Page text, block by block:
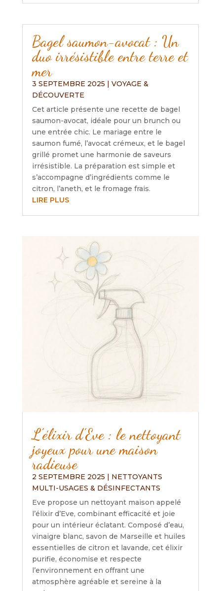
Bagel saumon-avocat : Un
duo irrésistible entre terre et
mer
3 SEPTEMBRE 2025 | VOYAGE &
DÉCOUVERTE
Cet article présente une recette de bagel
saumon-avocat, idéale pour un brunch ou
une entrée chic. Le mariage entre le
saumon fumé, l’avocat crémeux, et le bagel
grillé promet une harmonie de saveurs
irrésistible. La préparation est simple et
s’accompagne d’ingrédients comme le
citron, l’aneth, et le fromage frais.
LIRE PLUS
L’élixir d’Eve : le nettoyant
joyeux pour une maison
radieuse
2 SEPTEMBRE 2025 | NETTOYANTS
MULTI-USAGES & DÉSINFECTANTS
Eve propose un nettoyant maison appelé
l’élixir d’Eve, combinant efficacité et joie
pour un intérieur éclatant. Composé d’eau,
vinaigre blanc, savon de Marseille et huiles
essentielles de citron et lavande, cet élixir
purifie, économise et respecte
l’environnement en offrant une
atmosphère agréable et sereine à la